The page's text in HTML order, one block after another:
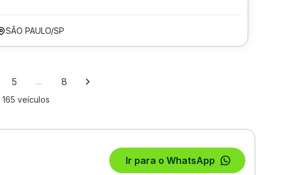
SÃO PAULO/SP
5 … 8
165 veículos
Ir para o WhatsApp